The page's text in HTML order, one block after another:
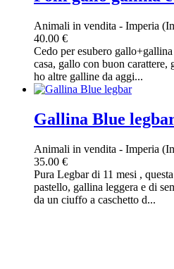
Animali in vendita - Imperia
40.00 €
Cedo per esubero
casa, gallo con buon
ho altre galline da aggi...
Gallina Blue
Animali in vendita - Imperia
35.00 €
Pura Legbar di 11 mesi ,
pastello, gallina leggera e di
da un ciuffo a caschetto d...